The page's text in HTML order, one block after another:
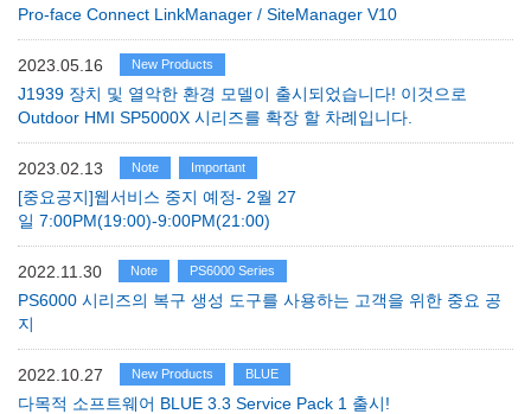
Pro-face Connect LinkManager / SiteManager V10
2023.05.16 New Products
J1939 장치 및 열악한 환경 모델이 출시되었습니다! 이것으로
Outdoor HMI SP5000X 시리즈를 확장 할 차례입니다.
2023.02.13 Note Important
[중요공지]웹서비스 중지 예정- 2월 27
일 7:00PM(19:00)-9:00PM(21:00)
2022.11.30 Note PS6000 Series
PS6000 시리즈의 복구 생성 도구를 사용하는 고객을 위한 중요 공
지
2022.10.27 New Products BLUE
다목적 소프트웨어 BLUE 3.3 Service Pack 1 출시!